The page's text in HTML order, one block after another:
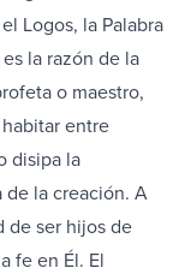
Logos, la Palabra
la razón de la
o maestro,
entre
disipa la
la creación. A
de ser hijos de
fe en Él. El